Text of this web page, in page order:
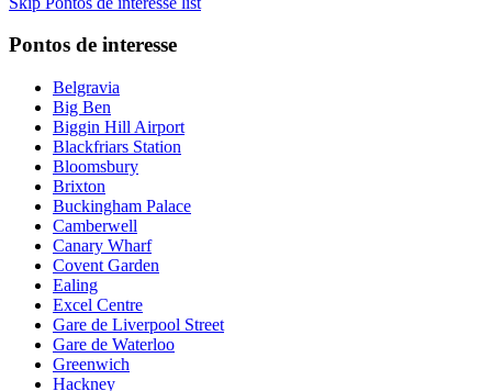
Pontos de interesse
Belgravia
Big Ben
Biggin Hill Airport
Blackfriars Station
Bloomsbury
Brixton
Buckingham Palace
Camberwell
Canary Wharf
Covent Garden
Ealing
Excel Centre
Gare de Liverpool Street
Gare de Waterloo
Greenwich
Hackney